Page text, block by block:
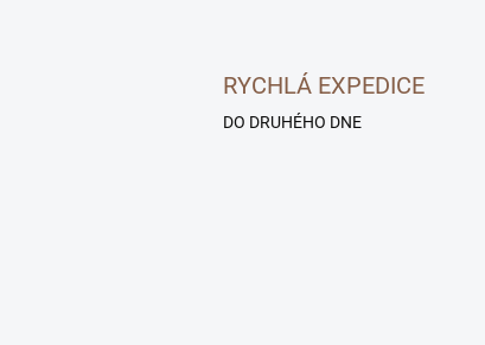
RYCHLÁ EXPEDICE
DO DRUHÉHO DNE